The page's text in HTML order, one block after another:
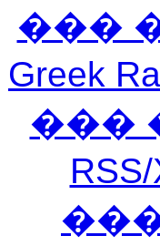
���
Greek
���